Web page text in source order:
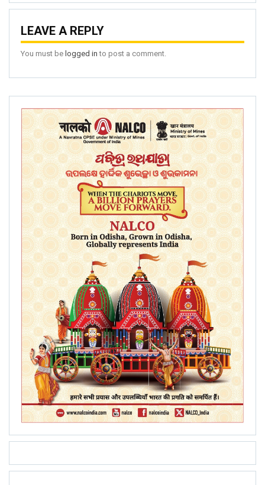
LEAVE A REPLY
You must be logged in to post a comment.